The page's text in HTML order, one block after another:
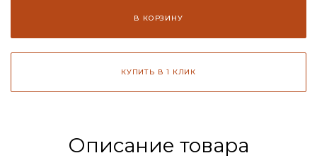
В КОРЗИНУ
КУПИТЬ В 1 КЛИК
Описание товара